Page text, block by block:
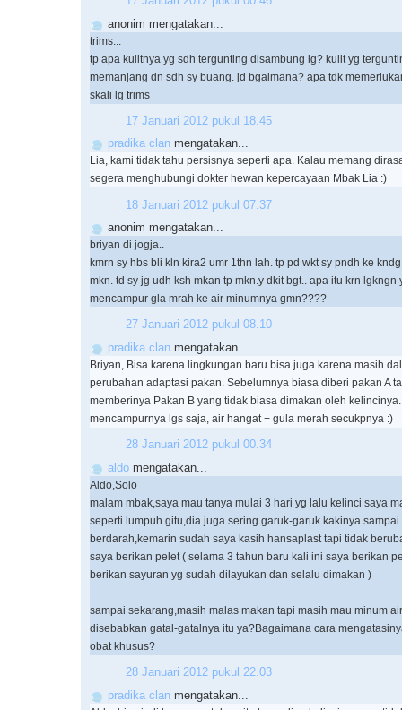
anonim mengatakan...
trims...
tp apa kulitnya yg sdh tergunting disambung lg? kulit yg
memanjang dn sdh sy buang. jd bgaimana? apa tdk
skali lg trims
17 Januari 2012 pukul 18.45
pradika clan mengatakan...
Lia, kami tidak tahu persisnya seperti apa. Kalau memang
segera menghubungi dokter hewan kepercayaan Mbak Lia :)
18 Januari 2012 pukul 07.37
anonim mengatakan...
briyan di jogja..
kmrn sy hbs bli kln kira2 umr 1thn lah. tp pd wkt sy pndh ke
mkn. td sy jg udh ksh mkan tp mkn.y dkit bgt.. apa itu krn lgkngn
mencampur gla mrah ke air minumnya gmn????
27 Januari 2012 pukul 08.10
pradika clan mengatakan...
Briyan, Bisa karena lingkungan baru bisa juga karena masih
perubahan adaptasi pakan. Sebelumnya biasa diberi pakan A
memberinya Pakan B yang tidak biasa dimakan oleh
mencampurnya lgs saja, air hangat + gula merah secukpnya :)
28 Januari 2012 pukul 00.34
aldo mengatakan...
Aldo,Solo
malam mbak,saya mau tanya mulai 3 hari yg lalu kelinci saya
seperti lumpuh gitu,dia juga sering garuk-garuk kakinya sampai
berdarah,kemarin sudah saya kasih hansaplast tapi tidak
saya berikan pelet ( selama 3 tahun baru kali ini saya berikan
berikan sayuran yg sudah dilayukan dan selalu dimakan )
sampai sekarang,masih malas makan tapi masih mau minum
disebabkan gatal-gatalnya itu ya?Bagaimana cara
obat khusus?
28 Januari 2012 pukul 22.03
pradika clan mengatakan...